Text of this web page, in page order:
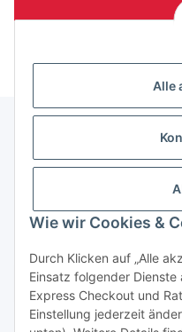
Alle
Wie wir Cookies &
Durch Klicken auf „Alle
Einsatz folgender Dienste
Express Checkout und
Einstellung jederzeit
(Mindesttabnahmemenge 10 Stück je
Informationen
Gesetzliche Informationen